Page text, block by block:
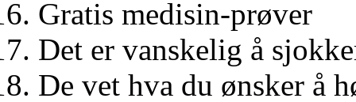
Gratis medisin-prøver
Det er vanskelig å
De vet hva du ønsker å